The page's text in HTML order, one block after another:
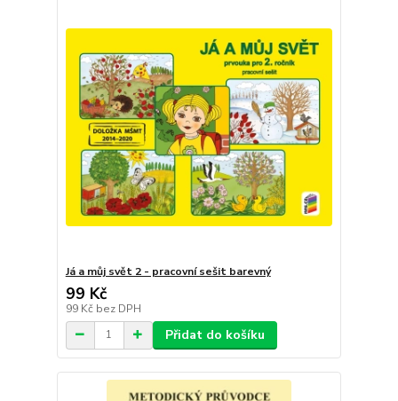
Já a můj svět 2 - pracovní sešit barevný
99 Kč
99 Kč bez DPH
Přidat do košíku